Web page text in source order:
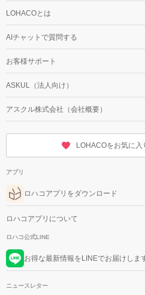
LOHACOとは
AIチャットで質問する
お客様サポート
ASKUL（法人向け）
アスクル株式会社（会社概要）
LOHACOをお気に
アプリ
ロハコアプリをダウンロード
ロハコアプリについて
ロハコ公式LINE
お得な最新情報をLINEでお届けしま
ニュースレター